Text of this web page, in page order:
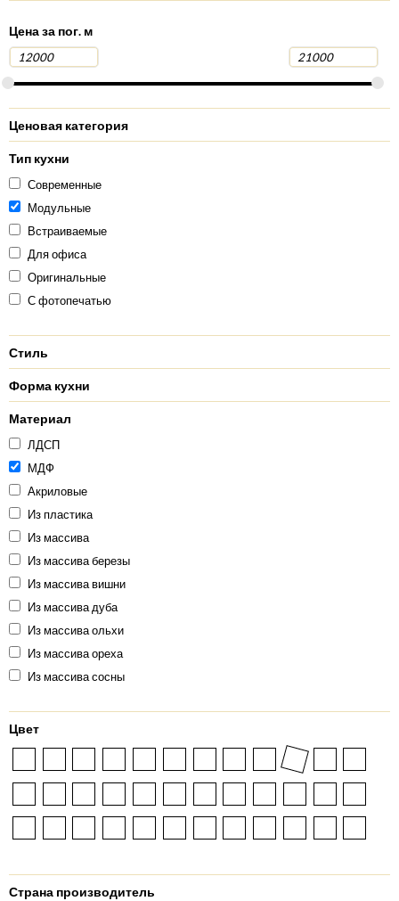
Цена за пог. м
Ценовая категория
Тип кухни
Современные
Модульные
Встраиваемые
Для офиса
Оригинальные
С фотопечатью
Стиль
Форма кухни
Материал
ЛДСП
МДФ
Акриловые
Из пластика
Из массива
Из массива березы
Из массива вишни
Из массива дуба
Из массива ольхи
Из массива ореха
Из массива сосны
Цвет
Страна производитель